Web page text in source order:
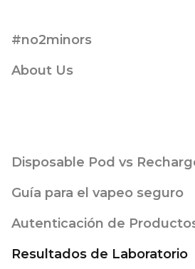
#no2minors
About Us
Disposable Pod vs
Guía para el vapeo seguro
Autenticación de
Resultados de Laboratorio